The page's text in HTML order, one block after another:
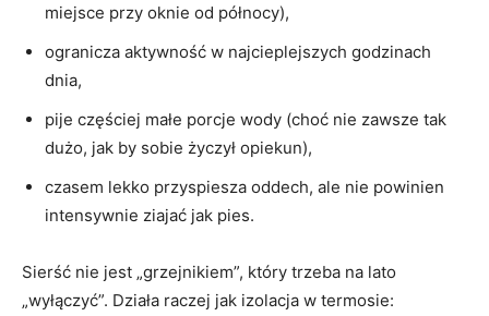
miejsce przy oknie od północy),
ogranicza aktywność w najcieplejszych godzinach
dnia,
pije częściej małe porcje wody (choć nie zawsze tak
dużo, jak by sobie życzył opiekun),
czasem lekko przyspiesza oddech, ale nie powinien
intensywnie ziajać jak pies.
Sierść nie jest „grzejnikiem”, który trzeba na lato
„wyłączyć”. Działa raczej jak izolacja w termosie: